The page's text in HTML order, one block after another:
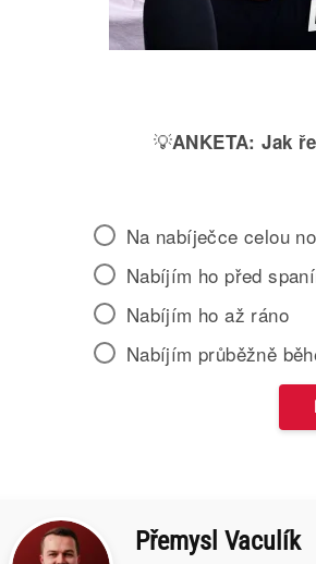
💡ANKETA: Jak
Na nabíječce celou
Nabíjím ho před
Nabíjím ho až ráno
Nabíjím průběžně
Přemysl Vaculík